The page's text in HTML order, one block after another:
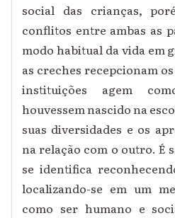
social das crianças,
conflitos entre ambas as
modo habitual da vida em
as creches recepcionam
instituições agem
houvessem nascido na
suas diversidades e os
na relação com o outro. É
se identifica
localizando-se em um
como ser humano e